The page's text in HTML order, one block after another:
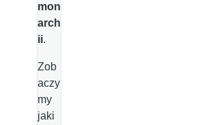
mon
arch
ii.
Zob
aczy
my
jaki